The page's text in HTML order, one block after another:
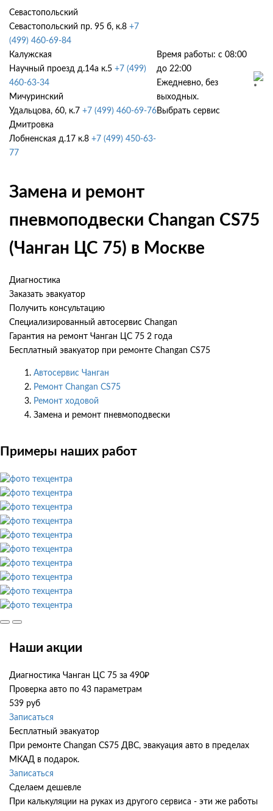
Севастопольский
Севастопольский пр. 95 б, к.8 +7
(499) 460-69-84
Калужская
Научный проезд д.14а к.5 +7 (499)
460-63-34
Мичуринский
Удальцова, 60, к.7 +7 (499) 460-69-76
Дмитровка
Лобненская д.17 к.8 +7 (499) 450-63-
77
Время работы: с 08:00
до 22:00
Ежедневно, без
выходных.
Выбрать сервис
Замена и ремонт
пневмоподвески Changan CS75
(Чанган ЦС 75) в Москве
Диагностика
Заказать эвакуатор
Получить консультацию
Специализированный автосервис Changan
Гарантия на ремонт Чанган ЦС 75 2 года
Бесплатный эвакуатор при ремонте Changan CS75
Автосервис Чанган
Ремонт Changan CS75
Ремонт ходовой
Замена и ремонт пневмоподвески
Примеры наших работ
Наши акции
Диагностика Чанган ЦС 75 за 490₽
Проверка авто по 43 параметрам
539 руб
Записаться
Бесплатный эвакуатор
При ремонте Changan CS75 ДВС, эвакуация авто в пределах
МКАД в подарок.
Записаться
Сделаем дешевле
При калькуляции на руках из другого сервиса - эти же работы